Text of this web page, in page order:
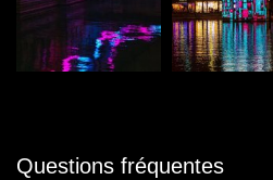
Questions fréquentes